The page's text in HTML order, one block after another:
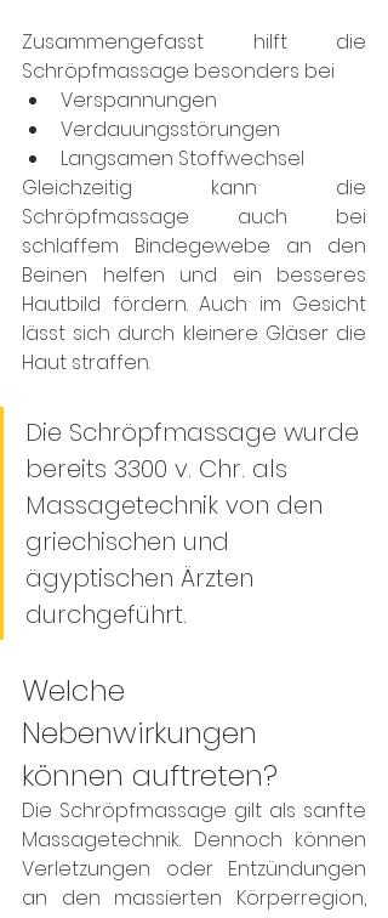
Zusammengefasst hilft die
Schröpfmassage besonders bei
Verspannungen
Verdauungsstörungen
Langsamen Stoffwechsel
Gleichzeitig kann die
Schröpfmassage auch bei
schlaffem Bindegewebe an den
Beinen helfen und ein besseres
Hautbild fördern. Auch im Gesicht
lässt sich durch kleinere Gläser die
Haut straffen.
Die Schröpfmassage wurde
bereits 3300 v. Chr. als
Massagetechnik von den
griechischen und
ägyptischen Ärzten
durchgeführt.
Welche
Nebenwirkungen
können auftreten?
Die Schröpfmassage gilt als sanfte
Massagetechnik. Dennoch können
Verletzungen oder Entzündungen
an den massierten Körperregion,